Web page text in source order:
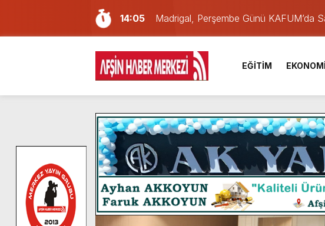
14:05
Madrigal, Perşembe Günü KAFUM’da
7:39
KEDİNİZ Mİ VAR?
7:27
Cumhurbaşkanı Erdoğan, Ayser Çalık
13:57
Afşin Heyetinden Kaymakam Muammer
10:34
Vatandaşlardan Ağustos Fuarı’na Tam
16:48
Pusula Maraş Kamplarında 2 Bin
16:46
Pusula Maraş’ın Akademik Desteği
9:47
Afşin’de Orjinal deri işçiliği hediyelik
8:37
Başkan Furkan Kılınç: “Bu birliktelik,
8:06
Afşinli bir hemşehrimizin de olduğu
EĞİTİM EKONOMİ